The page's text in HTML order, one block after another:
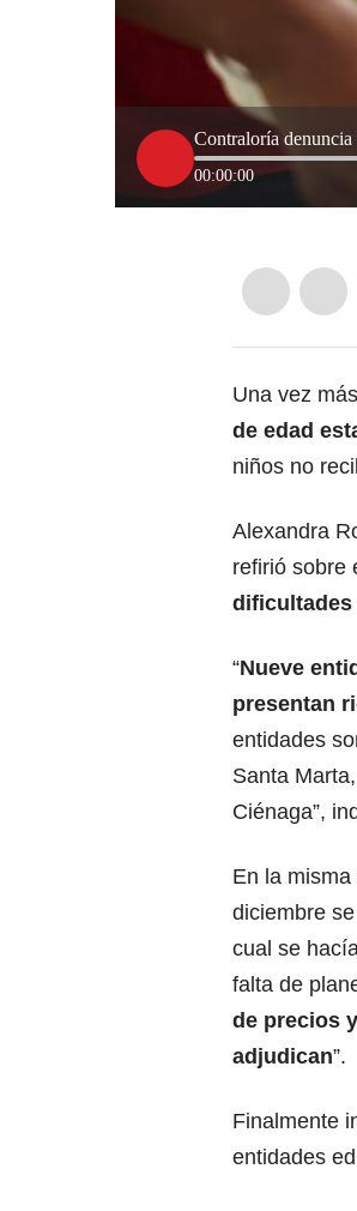
Contraloría
00:00:00
Una vez
de edad
niños no
Alexandra
refirió sobre
dificultades
“Nueve
presentan
entidades
Santa
Ciénaga”,
En la
diciembre
cual se
falta de
de precios
adjudican”.
Finalmente
entidades